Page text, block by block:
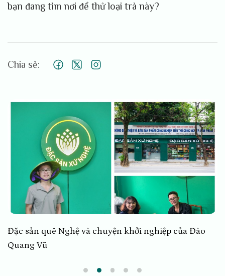
bạn đang tìm nơi để thử loại trà này?
Chia sẻ:
Chàng trai 9x và khát vọng đưa đặc sản xứ